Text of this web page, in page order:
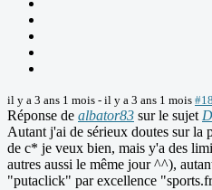
il y a 3 ans 1 mois - il y a 3 ans 1 mois
Réponse de albator83 sur le sujet
Autant j'ai de sérieux doutes sur la
de c* je veux bien, mais y'a des
autres aussi le même jour ^^),
"putaclick" par excellence